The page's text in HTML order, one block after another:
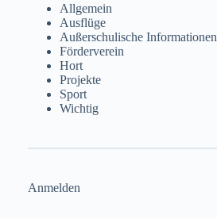
Allgemein
Ausflüge
Außerschulische Informationen
Förderverein
Hort
Projekte
Sport
Wichtig
Anmelden